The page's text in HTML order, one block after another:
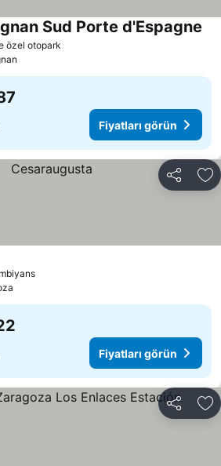
özel otopark
Sud Porte d'Espagne
Fiyatları görün
Paylaş
Fiyatları görün
Paylaş